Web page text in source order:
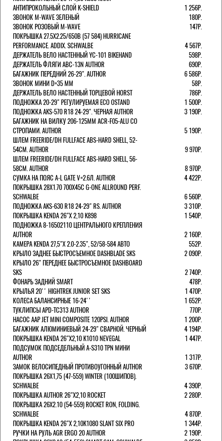
АНТИПРОКОЛЬНЫЙ СЛОЙ K-SHIELD
1 256Р.
ЗВОНОК M-WAVE ЗЕЛЕНЫЙ
180Р.
ЗВОНОК РОЗОВЫЙ M-WAVE
147Р.
ПОКРЫШКА 27.5X2.25/650B (57 584) HURRICANE
PERFORMANCE. ADDIX. SCHWALBE
4 567Р.
ДЕРЖАТЕЛЬ ВЕЛО НАСТЕННЫЙ YC-101 BIKEHAND
598Р.
ДЕРЖАТЕЛЬ ФЛЯГИ ABC-13N AUTHOR
690Р.
БАГАЖНИК ПЕРЕДНИЙ 26-29". AUTHOR
6 586Р.
ЗВОНОК МИНИ D=35 ММ
58Р.
ДЕРЖАТЕЛЬ ВЕЛО НАСТЕННЫЙ ТОРЦЕВОЙ HORST
786Р.
ПОДНОЖКА 20-29" РЕГУЛИРУЕМАЯ ECO OSTAND
1 500Р.
ПОДНОЖКА AKS-570 R18 24-29". ЧЕРНАЯ AUTHOR
3 190Р.
БАГАЖНИК НА ВИЛКУ 206-125ММ ACR-F05-ALU СО
СТРОПАМИ. AUTHOR
5 190Р.
ШЛЕМ FREERIDE/DH FULLFACE ABS-HARD SHELL, 52-
54СМ. AUTHOR
9 970Р.
ШЛЕМ FREERIDE/DH FULLFACE ABS-HARD SHELL, 56-
58СМ. AUTHOR
8 970Р.
СУМКА НА ПОЯС A-L GATE V=2.6Л. AUTHOR
4 422Р.
ПОКРЫШКА 28X1.70 700X45C G-ONE ALLROUND PERF.
SCHWALBE
6 560Р.
ПОДНОЖКА AKS-630 R18 24-29" RS. AUTHOR
3 310Р.
ПОКРЫШКА KENDA 26"Х 2,10 K898
1 540Р.
ПОДНОЖКА 8-16502110 ЦЕНТРАЛЬНОГО КРЕПЛЕНИЯ
AUTHOR
2 160Р.
КАМЕРА KENDA 27,5"Х 2.0-2.35", 52/58-584 АВТО
552Р.
КРЫЛО ЗАДНЕЕ БЫСТРОСЪЕМНОЕ DASHBLADE SKS
2 090Р.
КРЫЛО 26" ПЕРЕДНЕЕ БЫСТРОСЪЕМНОЕ DASHBOARD
SKS
2 740Р.
ФОНАРЬ ЗАДНИЙ SMART
478Р.
КРЫЛЬЯ 20'' HIGHTREK JUNIOR SET SKS
1 470Р.
КОЛЕСА БАЛАНСИРНЫЕ 16-24''
1 652Р.
ТУКЛИПСЫ APD-TC313 AUTHOR
770Р.
НАСОС AAP JET MINI COMPOSITE 120PSI. AUTHOR
1 200Р.
БАГАЖНИК АЛЮМИНИЕВЫЙ 24-29" СВАРНОЙ. ЧЕРНЫЙ
4 194Р.
ПОКРЫШКА KENDA 26"Х2,10 K1010 NEVEGAL
1 447Р.
ПОДСУМОК ПОДСЕДЕЛЬНЫЙ A-S310 TPN МИНИ
AUTHOR
1 317Р.
ЗАМОК ВЕЛОСИПЕДНЫЙ ПРОТИВОУГОННЫЙ AUTHOR
3 670Р.
ПОКРЫШКА 26X1,75 (47-559) WINTER (100ШИПОВ).
SCHWALBE
4 390Р.
ПОКРЫШКА AUTHOR 26"Х2,10 ROCKET
2 280Р.
ПОКРЫШКА 26X2.10 (54-559) ROCKET RON, FOLDING.
SCHWALBE
4 870Р.
ПОКРЫШКА KENDA 26"Х 2,10K1080 SLANT SIX PRO
1 344Р.
РУЧКИ НА РУЛЬ AGR ERGO 20 AUTHOR
2 190Р.